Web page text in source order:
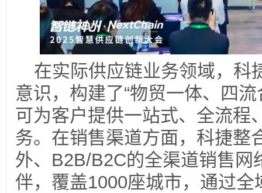
在实际供应链业务领域，科
意识，构建了“物贸一体、四
可为客户提供一站式、全流程
务。在销售渠道方面，科捷整
外、B2B/B2C的全渠道销售网
伴，覆盖1000座城市，通过